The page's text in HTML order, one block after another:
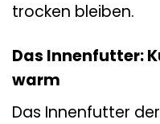
trocken bleiben.
Das Innenfutter:
warm
Das Innenfutter